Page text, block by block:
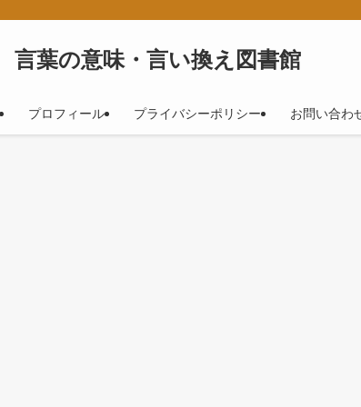
言葉の意味・言い換え図書館
プロフィール プライバシーポリシー お問い合わ